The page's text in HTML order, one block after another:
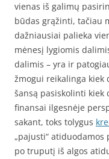
vienas iš galimų
būdas grąžinti, tačiau
dažniausiai palieka
mėnesį lygiomis
dalimis – yra ir
žmogui reikalinga kiek
šansą pasiskolinti
finansai ilgesnėje
sakant, toks tolygus
„pajusti“ atiduodamos
po truputį iš algos